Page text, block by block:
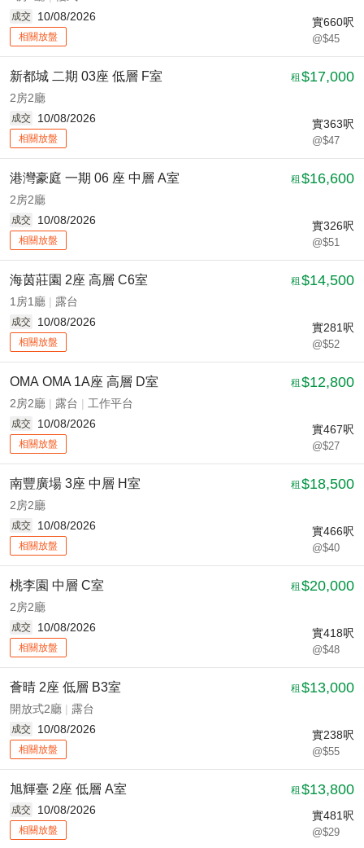
成交 10/08/2026
相關放盤
實660呎
@$45
新都城 二期 03座 低層 F室
2房2廳
租 $17,000
成交 10/08/2026
相關放盤
實363呎
@$47
港灣豪庭 一期 06 座 中層 A室
2房2廳
租 $16,600
成交 10/08/2026
相關放盤
實326呎
@$51
海茵莊園 2座 高層 C6室
1房1廳 | 露台
租 $14,500
成交 10/08/2026
相關放盤
實281 呎
@$52
OMA OMA 1A座 高層 D室
2房2廳 | 露台 | 工作平台
租 $12,800
成交 10/08/2026
相關放盤
實467呎
@$27
南豐廣場 3座 中層 H室
2房2廳
租 $18,500
成交 10/08/2026
相關放盤
實466呎
@$40
桃李園 中層 C室
2房2廳
租 $20,000
成交 10/08/2026
相關放盤
實418呎
@$48
薈晴 2座 低層 B3室
開放式2廳 | 露台
租 $13,000
成交 10/08/2026
相關放盤
實238呎
@$55
旭輝臺 2座 低層 A室 租 $13,800
成交 10/08/2026
相關放盤
實481 呎
@$29